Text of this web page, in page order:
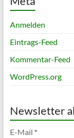
Anmelden
Eintrags-Feed
Kommentar-Feed
WordPress.org
Newsletter
E-Mail *